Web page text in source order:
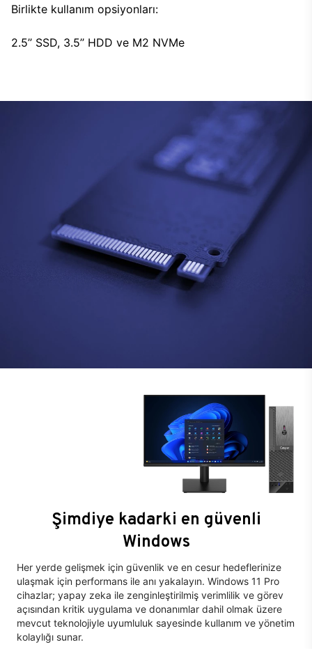
Birlikte kullanım opsiyonları:
2.5’’ SSD, 3.5’’ HDD ve M2 NVMe
Şimdiye kadarki en güvenli
Windows
Her yerde gelişmek için güvenlik ve en cesur hedeflerinize
ulaşmak için performans ile anı yakalayın. Windows 11 Pro
cihazlar; yapay zeka ile zenginleştirilmiş verimlilik ve görev
açısından kritik uygulama ve donanımlar dahil olmak üzere
mevcut teknolojiyle uyumluluk sayesinde kullanım ve yönetim
kolaylığı sunar.